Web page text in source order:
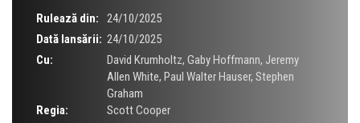
Rulează din:
24/10/2025
Dată lansării: 24/10/2025
Cu:
David Krumholtz, Gaby Hoffmann, Jeremy
Allen White, Paul Walter Hauser, Stephen
Graham
Regia:
Scott Cooper